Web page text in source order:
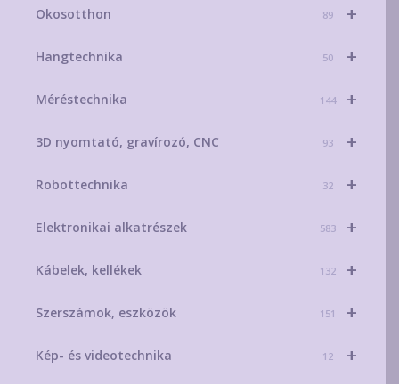
+
Okosotthon 89
+
Hangtechnika 50
+
Méréstechnika 144
+
3D nyomtató, gravírozó, CNC 93
+
Robottechnika 32
+
Elektronikai alkatrészek 583
+
Kábelek, kellékek 132
+
Szerszámok, eszközök 151
+
Kép- és videotechnika 12